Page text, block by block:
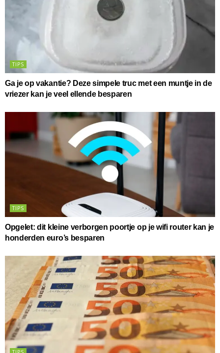
TIPS
Ga je op vakantie? Deze simpele truc met een muntje in de
vriezer kan je veel ellende besparen
TIPS
Opgelet: dit kleine verborgen poortje op je wifi router kan je
honderden euro’s besparen